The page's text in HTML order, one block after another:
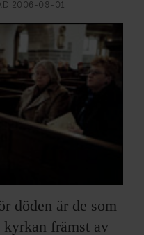
2006-09-01
döden är de som
främst av